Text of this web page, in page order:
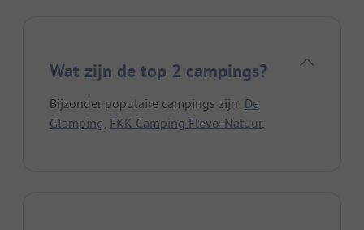
Wat zijn de top 2 campings?
Bijzonder populaire campings zijn: De
Glamping, FKK Camping Flevo-Natuur.